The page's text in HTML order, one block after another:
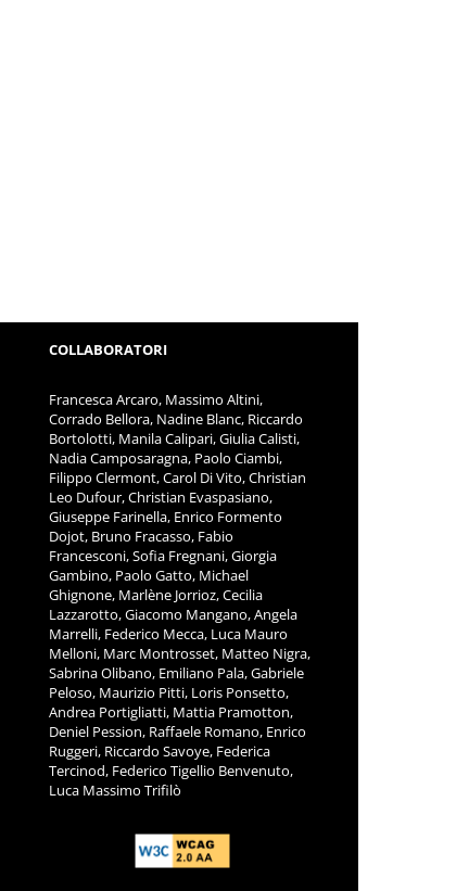
COLLABORATORI
Francesca Arcaro, Massimo Altini,
Corrado Bellora, Nadine Blanc, Riccardo
Bortolotti, Manila Calipari, Giulia Calisti,
Nadia Camposaragna, Paolo Ciambi,
Filippo Clermont, Carol Di Vito, Christian
Leo Dufour, Christian Evaspasiano,
Giuseppe Farinella, Enrico Formento
Dojot, Bruno Fracasso, Fabio
Francesconi, Sofia Fregnani, Giorgia
Gambino, Paolo Gatto, Michael
Ghignone, Marlène Jorrioz, Cecilia
Lazzarotto, Giacomo Mangano, Angela
Marrelli, Federico Mecca, Luca Mauro
Melloni, Marc Montrosset, Matteo Nigra,
Sabrina Olibano, Emiliano Pala, Gabriele
Peloso, Maurizio Pitti, Loris Ponsetto,
Andrea Portigliatti, Mattia Pramotton,
Deniel Pession, Raffaele Romano, Enrico
Ruggeri, Riccardo Savoye, Federica
Tercinod, Federico Tigellio Benvenuto,
Luca Massimo Trifilò